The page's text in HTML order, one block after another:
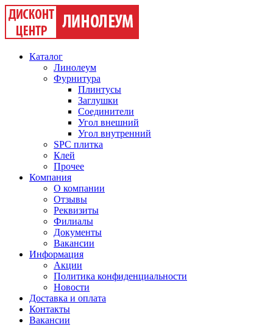
Каталог
Линолеум
Фурнитура
Плинтусы
Заглушки
Соединители
Угол внешний
Угол внутренний
SPC плитка
Клей
Прочее
Компания
О компании
Отзывы
Реквизиты
Филиалы
Документы
Вакансии
Информация
Акции
Политика конфиденциальности
Новости
Доставка и оплата
Контакты
Вакансии